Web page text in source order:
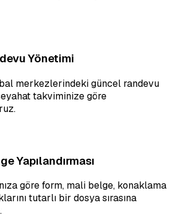
Yönetimi
merkezlerindeki güncel randevu
takviminize göre
Yapılandırması
göre form, mali belge, konaklama
tutarlı bir dosya sırasına